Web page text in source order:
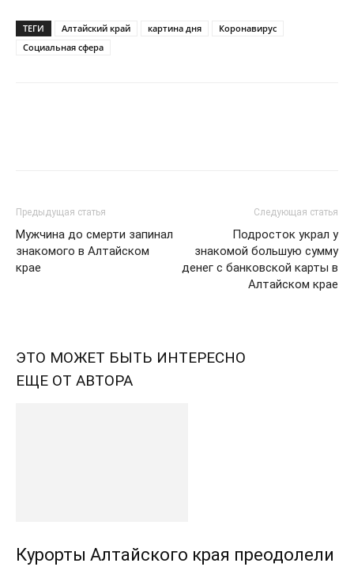
ТЕГИ Алтайский край картина дня
Коронавирус
Социальная сфера
Предыдущая статья
Мужчина до смерти запинал
знакомого в Алтайском
крае
Следующая статья
Подросток украл у
знакомой большую сумму
денег с банковской карты в
Алтайском крае
ЭТО МОЖЕТ БЫТЬ ИНТЕРЕСНО
ЕЩЕ ОТ АВТОРА
Курорты Алтайского края преодолели